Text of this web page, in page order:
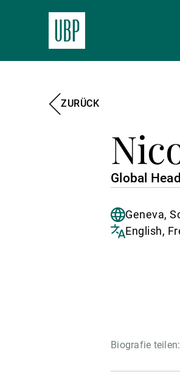
ZURÜCK
Global
Geneva,
English,
Biografie teilen: